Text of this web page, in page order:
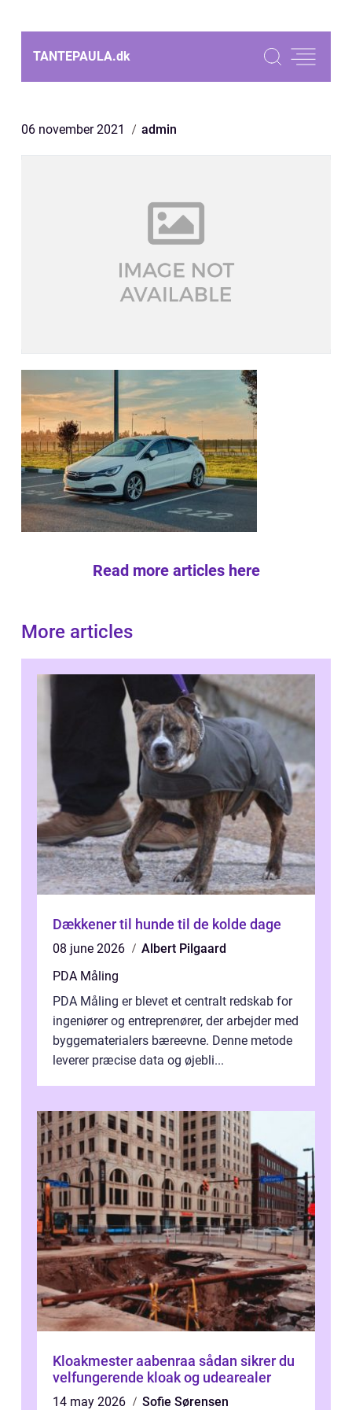
TANTEPAULA.dk
06 november 2021 admin
Read more articles here
More articles
Dækkener til hunde til de kolde dage
08 june 2026
Albert Pilgaard
PDA Måling
PDA Måling er blevet et centralt redskab for
ingeniører og entreprenører, der arbejder med
byggematerialers bæreevne. Denne metode
leverer præcise data og øjebli...
Kloakmester aabenraa sådan sikrer du
velfungerende kloak og udearealer
14 may 2026 Sofie Sørensen